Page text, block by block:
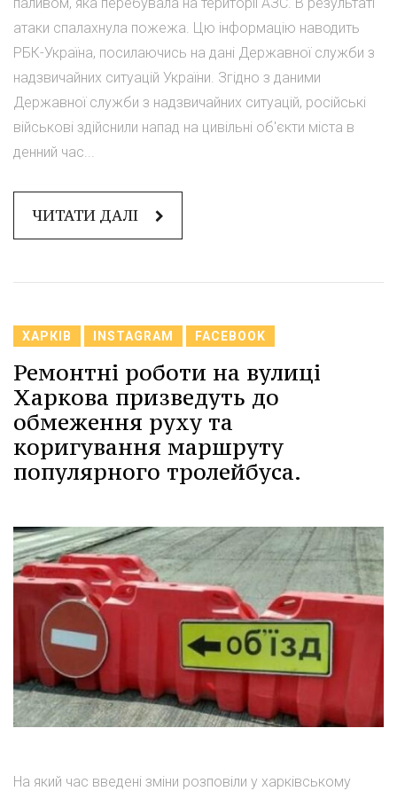
атаки спалахнула пожежа. Цю інформацію наводить
РБК-Україна, посилаючись на дані Державної служби з
надзвичайних ситуацій України. Згідно з даними
Державної служби з надзвичайних ситуацій, російські
військові здійснили напад на цивільні об'єкти міста в
денний час...
ЧИТАТИ ДАЛІ
ХАРКІВ INSTAGRAM FACEBOOK
Ремонтні роботи на вулиці
Харкова призведуть до
обмеження руху та
коригування маршруту
популярного тролейбуса.
На який час введені зміни розповіли у харківському